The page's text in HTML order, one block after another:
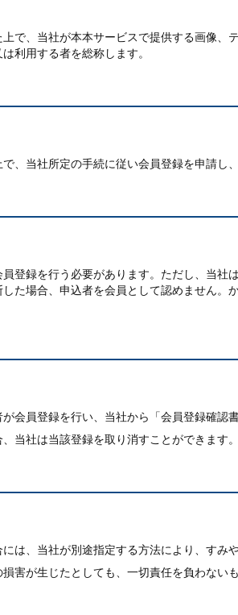
で、当社が本本サービスで提供する画像、
利用する者を総称します。
、当社所定の手続に従い会員登録を申請し
登録を行う必要があります。ただし、当社
た場合、申込者を会員として認めません。
会員登録を行い、当社から「会員登録確認
当社は当該登録を取り消すことができます。
は、当社が別途指定する方法により、すみ
害が生じたとしても、一切責任を負わないも